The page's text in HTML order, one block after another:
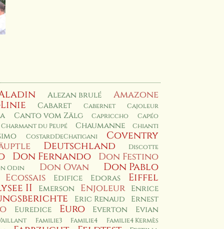
Alezan brulé Amazone
Cabaret Cabernet Cajoleur
Canto vom Zälg Capriccho
Capéo
Charmant du Peupé
Chaumanne Chianti
CostardDeChatigani Coventry
Deutschland Discotte
Don Fernando Don Festino
Odin Don Ovan Don Pablo
Ecossais Edifice Edoras
Eiffel
II
Emerson Enjoleur Enrice
Eric Renaud Ernest
Euredice Euro Everton Evian
Familie3 Familie4
Familie4 Kermès